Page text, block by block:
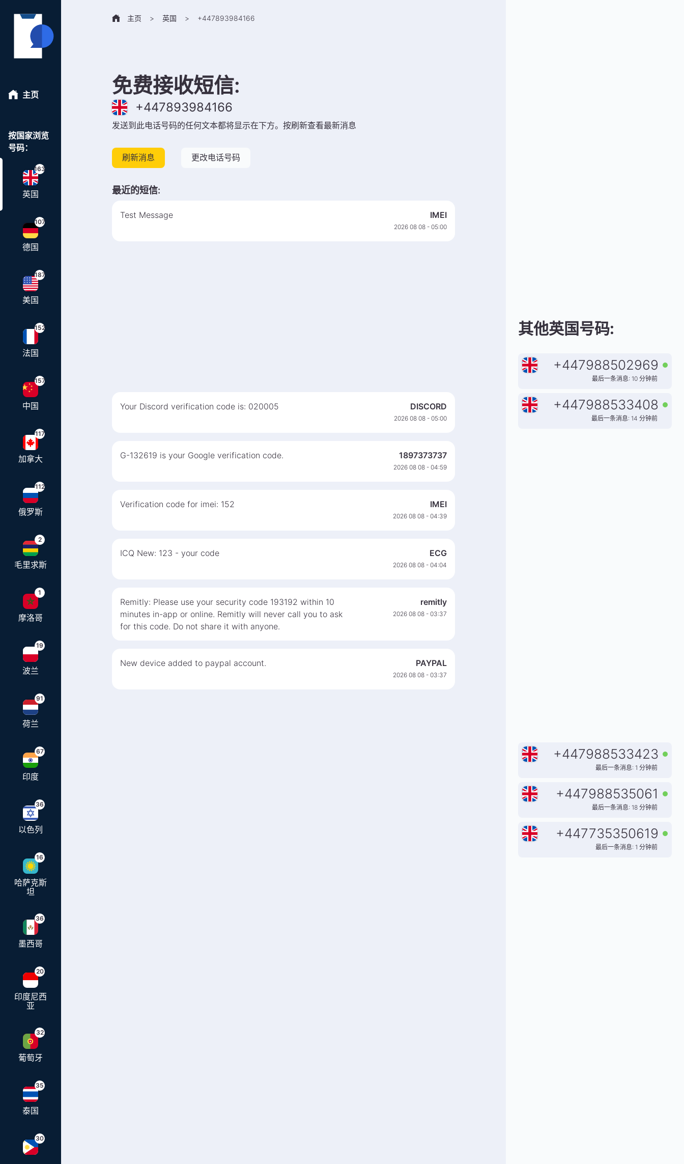
主页
按国家浏览
号码：
163
英国
107
德国
187
美国
152
法国
157
中国
117
加拿大
112
俄罗斯
2
毛里求斯
1
摩洛哥
19
波兰
91
荷兰
67
印度
36
以色列
16
哈萨克斯
坦
36
墨西哥
20
印度尼西
亚
32
葡萄牙
35
泰国
30
主页 > 英国 > +447893984166
免费接收短信:
+447893984166
发送到此电话号码的任何文本都将显示在下方。按刷新查看最新消息
刷新消息 更改电话号码
最近的短信:
Test Message IMEI
2026 08 08 - 05:00
Your Discord verification code is: 020005 DISCORD
2026 08 08 - 05:00
G-132619 is your Google verification code. 1897373737
2026 08 08 - 04:59
Verification code for imei: 152 IMEI
2026 08 08 - 04:39
ICQ New: 123 - your code ECG
2026 08 08 - 04:04
Remitly: Please use your security code 193192 within 10
minutes in-app or online. Remitly will never call you to ask
for this code. Do not share it with anyone.
remitly
2026 08 08 - 03:37
New device added to paypal account. PAYPAL
2026 08 08 - 03:37
其他英国号码:
+447988502969
最后一条消息: 10 分钟前
+447988533408
最后一条消息: 14 分钟前
+447988533423
最后一条消息: 1 分钟前
+447988535061
最后一条消息: 18 分钟前
+447735350619
最后一条消息: 1 分钟前